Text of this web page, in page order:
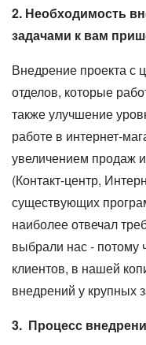
2. Необходимость
задачами к вам
Внедрение проекта с
отделов, которые
также улучшение
работе в интернет-
увеличением продаж
(Контакт-центр,
существующих
наиболее отвечал
выбрали нас - потому
клиентов, в нашей
внедрений у крупных
3. Процесс